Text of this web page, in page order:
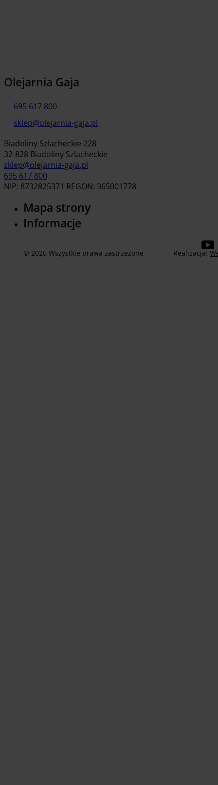
Olejarnia Gaja
695 617 800
sklep@olejarnia-gaja.pl
Biadoliny Szlacheckie 228
32-828 Biadoliny Szlacheckie
sklep@olejarnia-gaja.pl
695 617 800
NIP: 8732825371 REGON: 365001778
Mapa strony
Informacje
© 2026 Wszystkie prawa zastrzeżone Realizacja: